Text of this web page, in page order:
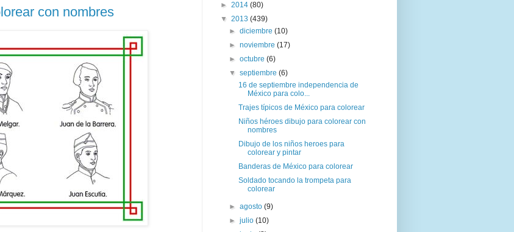
con nombres
► 2014 (80)
▼ 2013 (439)
►diciembre(10)
►noviembre(17)
►octubre(6)
▼septiembre(6)
16 de septiembre independencia de
México para colo...
Trajes típicos de México para colorear
Niños héroes dibujo para colorear con
nombres
Dibujo de los niños heroes para
colorear y pintar
Banderas de México para colorear
Soldado tocando la trompeta para
colorear
►agosto(9)
►julio(10)